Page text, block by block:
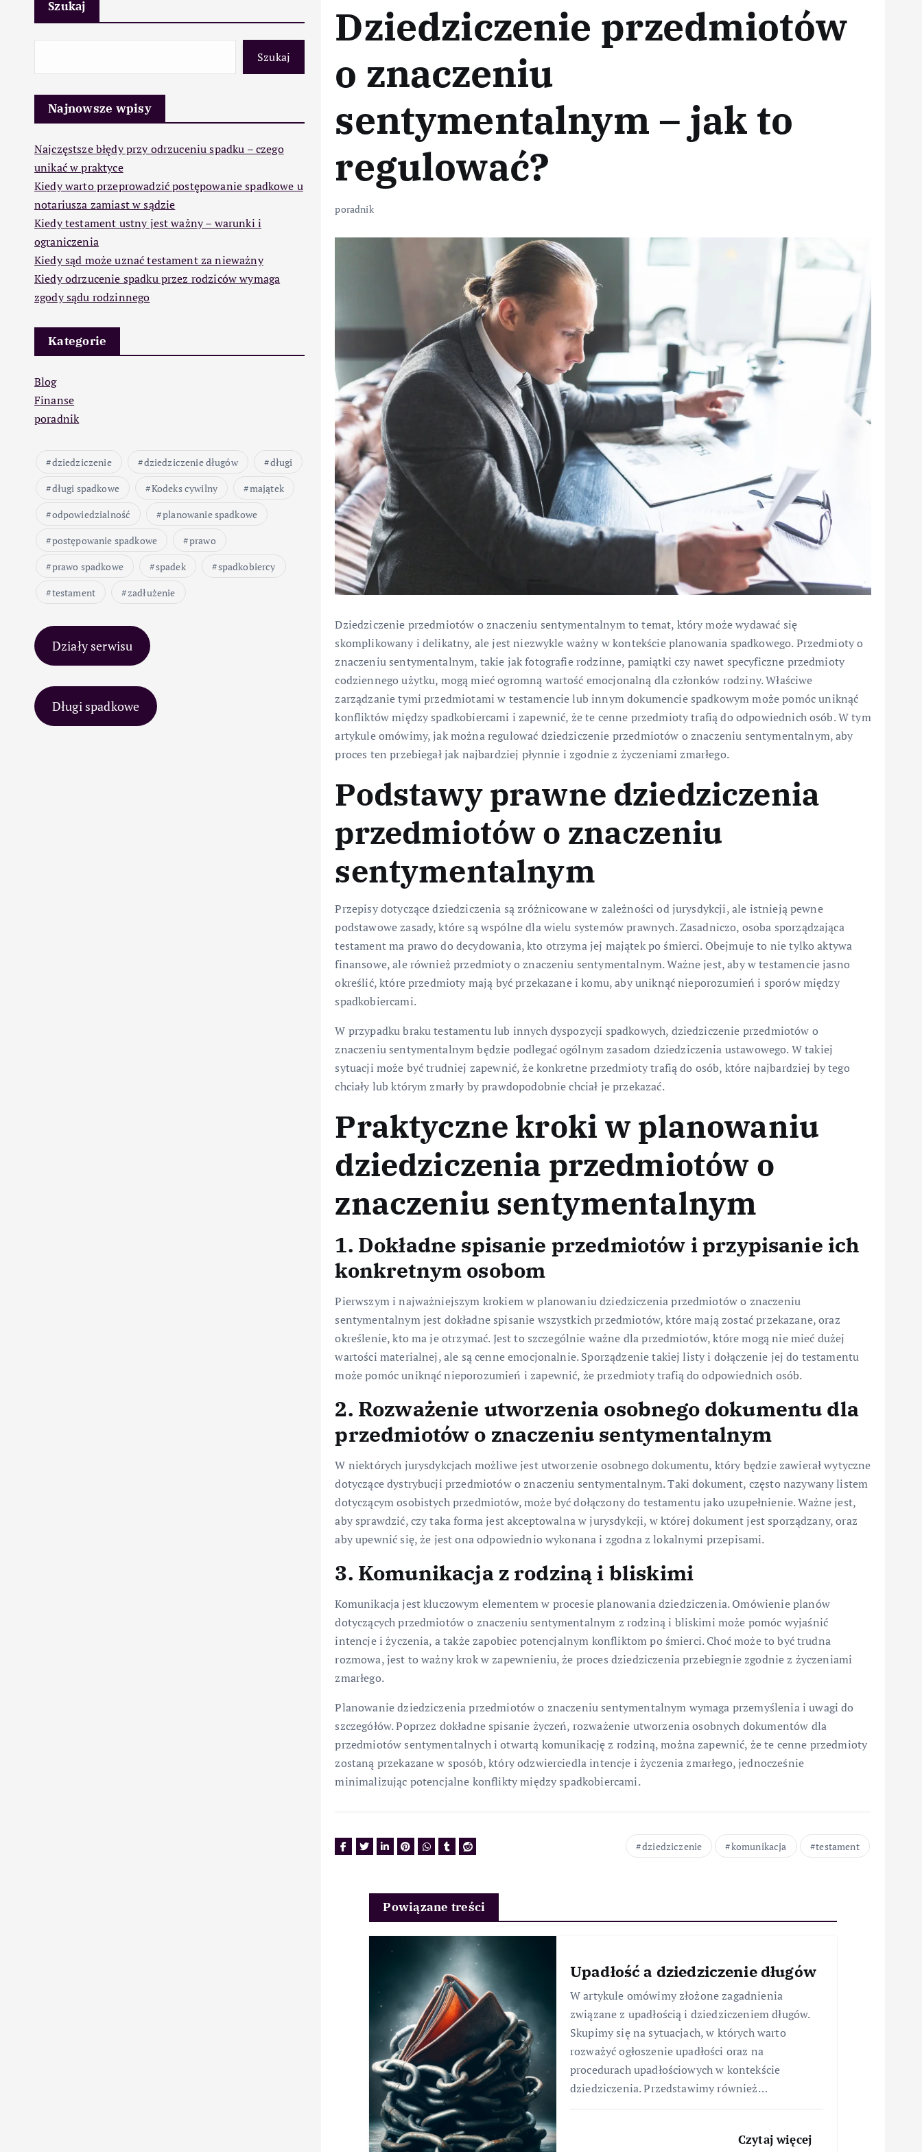
Szukaj
Szukaj
Najnowsze wpisy
Najczęstsze błędy przy odrzuceniu spadku – czego
unikać w praktyce
Kiedy warto przeprowadzić postępowanie spadkowe u
notariusza zamiast w sądzie
Kiedy testament ustny jest ważny – warunki i
ograniczenia
Kiedy sąd może uznać testament za nieważny
Kiedy odrzucenie spadku przez rodziców wymaga
zgody sądu rodzinnego
Kategorie
Blog
Finanse
poradnik
dziedziczenie dziedziczenie długów
długi
długi spadkowe
Kodeks cywilny
majątek
odpowiedzialność
planowanie spadkowe
postępowanie spadkowe
prawo
prawo spadkowe
spadek
spadkobiercy
testament
zadłużenie
Działy serwisu
Długi spadkowe
Dziedziczenie przedmiotów
o znaczeniu
sentymentalnym – jak to
regulować?
poradnik
Dziedziczenie przedmiotów o znaczeniu sentymentalnym to temat, który może wydawać się
skomplikowany i delikatny, ale jest niezwykle ważny w kontekście planowania spadkowego. Przedmioty o
znaczeniu sentymentalnym, takie jak fotografie rodzinne, pamiątki czy nawet specyficzne przedmioty
codziennego użytku, mogą mieć ogromną wartość emocjonalną dla członków rodziny. Właściwe
zarządzanie tymi przedmiotami w testamencie lub innym dokumencie spadkowym może pomóc uniknąć
konfliktów między spadkobiercami i zapewnić, że te cenne przedmioty trafią do odpowiednich osób. W tym
artykule omówimy, jak można regulować dziedziczenie przedmiotów o znaczeniu sentymentalnym, aby
proces ten przebiegał jak najbardziej płynnie i zgodnie z życzeniami zmarłego.
Podstawy prawne dziedziczenia
przedmiotów o znaczeniu
sentymentalnym
Przepisy dotyczące dziedziczenia są zróżnicowane w zależności od jurysdykcji, ale istnieją pewne
podstawowe zasady, które są wspólne dla wielu systemów prawnych. Zasadniczo, osoba sporządzająca
testament ma prawo do decydowania, kto otrzyma jej majątek po śmierci. Obejmuje to nie tylko aktywa
finansowe, ale również przedmioty o znaczeniu sentymentalnym. Ważne jest, aby w testamencie jasno
określić, które przedmioty mają być przekazane i komu, aby uniknąć nieporozumień i sporów między
spadkobiercami.
W przypadku braku testamentu lub innych dyspozycji spadkowych, dziedziczenie przedmiotów o
znaczeniu sentymentalnym będzie podlegać ogólnym zasadom dziedziczenia ustawowego. W takiej
sytuacji może być trudniej zapewnić, że konkretne przedmioty trafią do osób, które najbardziej by tego
chciały lub którym zmarły by prawdopodobnie chciał je przekazać.
Praktyczne kroki w planowaniu
dziedziczenia przedmiotów o
znaczeniu sentymentalnym
1. Dokładne spisanie przedmiotów i przypisanie ich
konkretnym osobom
Pierwszym i najważniejszym krokiem w planowaniu dziedziczenia przedmiotów o znaczeniu
sentymentalnym jest dokładne spisanie wszystkich przedmiotów, które mają zostać przekazane, oraz
określenie, kto ma je otrzymać. Jest to szczególnie ważne dla przedmiotów, które mogą nie mieć dużej
wartości materialnej, ale są cenne emocjonalnie. Sporządzenie takiej listy i dołączenie jej do testamentu
może pomóc uniknąć nieporozumień i zapewnić, że przedmioty trafią do odpowiednich osób.
2. Rozważenie utworzenia osobnego dokumentu dla
przedmiotów o znaczeniu sentymentalnym
W niektórych jurysdykcjach możliwe jest utworzenie osobnego dokumentu, który będzie zawierał wytyczne
dotyczące dystrybucji przedmiotów o znaczeniu sentymentalnym. Taki dokument, często nazywany listem
dotyczącym osobistych przedmiotów, może być dołączony do testamentu jako uzupełnienie. Ważne jest,
aby sprawdzić, czy taka forma jest akceptowalna w jurysdykcji, w której dokument jest sporządzany, oraz
aby upewnić się, że jest ona odpowiednio wykonana i zgodna z lokalnymi przepisami.
3. Komunikacja z rodziną i bliskimi
Komunikacja jest kluczowym elementem w procesie planowania dziedziczenia. Omówienie planów
dotyczących przedmiotów o znaczeniu sentymentalnym z rodziną i bliskimi może pomóc wyjaśnić
intencje i życzenia, a także zapobiec potencjalnym konfliktom po śmierci. Choć może to być trudna
rozmowa, jest to ważny krok w zapewnieniu, że proces dziedziczenia przebiegnie zgodnie z życzeniami
zmarłego.
Planowanie dziedziczenia przedmiotów o znaczeniu sentymentalnym wymaga przemyślenia i uwagi do
szczegółów. Poprzez dokładne spisanie życzeń, rozważenie utworzenia osobnych dokumentów dla
przedmiotów sentymentalnych i otwartą komunikację z rodziną, można zapewnić, że te cenne przedmioty
zostaną przekazane w sposób, który odzwierciedla intencje i życzenia zmarłego, jednocześnie
minimalizując potencjalne konflikty między spadkobiercami.
dziedziczenie komunikacja testament
Powiązane treści
Upadłość a dziedziczenie długów
W artykule omówimy złożone zagadnienia
związane z upadłością i dziedziczeniem długów.
Skupimy się na sytuacjach, w których warto
rozważyć ogłoszenie upadłości oraz na
procedurach upadłościowych w kontekście
dziedziczenia. Przedstawimy również…
Czytaj więcej